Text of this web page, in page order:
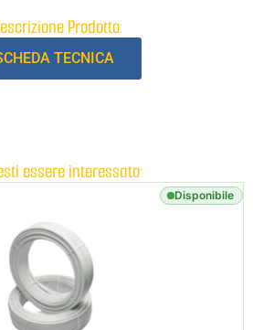
Prodotto:
TECNICA
essere interessato:
Disponibile